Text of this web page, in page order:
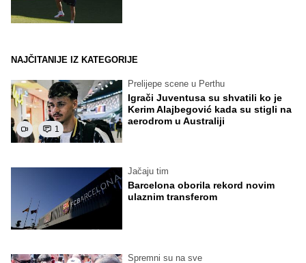
NAJČITANIJE IZ KATEGORIJE
1
Prelijepe scene u Perthu
Igrači Juventusa su shvatili ko je
Kerim Alajbegović kada su stigli na
aerodrom u Australiji
Jačaju tim
Barcelona oborila rekord novim
ulaznim transferom
Spremni su na sve